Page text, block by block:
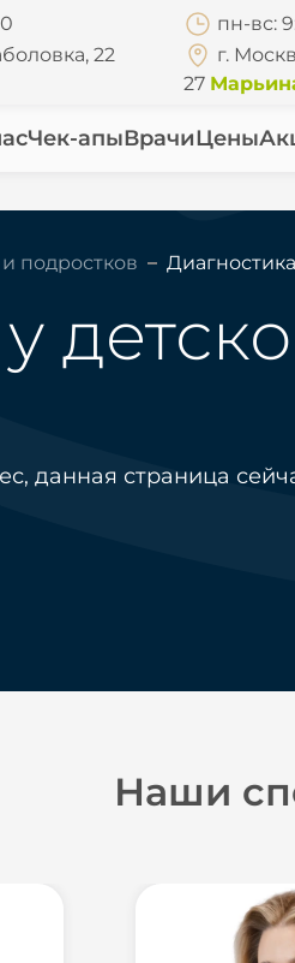
22
пн-вс:
г.
27
Чек-апыВрачиЦены
подростков
данная страница
Наши